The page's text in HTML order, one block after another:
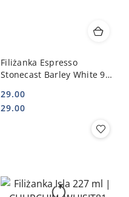
Filiżanka Espresso
Stonecast Barley White 90
SWHSCEB91
Cena:
29.00
Cena:
29.00